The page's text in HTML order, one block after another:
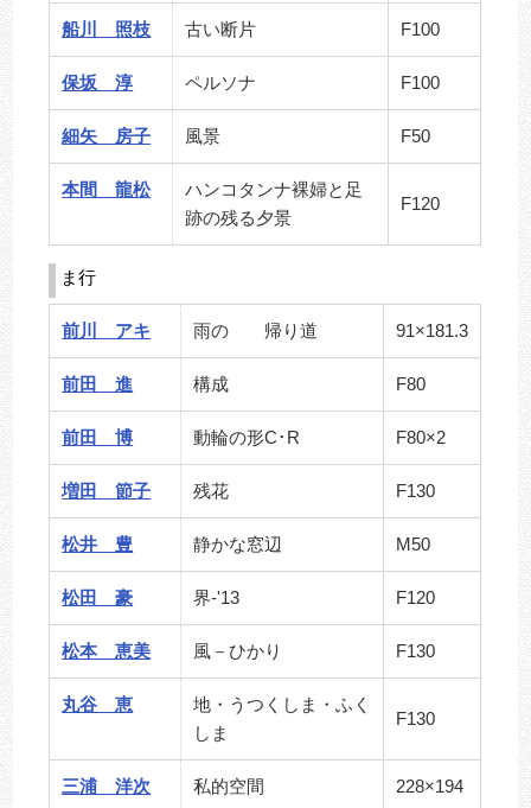
船川 照枝 古い断片 F100
保坂 淳 ペルソナ F100
細矢 房子 風景 F50
本間 龍松
ハンコタンナ裸婦と足
跡の残る夕景
F120
ま行
前川 アキ 雨の 帰り道 91×181.3
前田 進 構成 F80
前田 博 動輪の形C･R F80×2
増田 節子 残花 F130
松井 豊 静かな窓辺 M50
松田 豪 界-'13 F120
松本 恵美 風－ひかり F130
丸谷 恵
地・うつくしま・ふく
しま
F130
三浦 洋次 私的空間 228×194